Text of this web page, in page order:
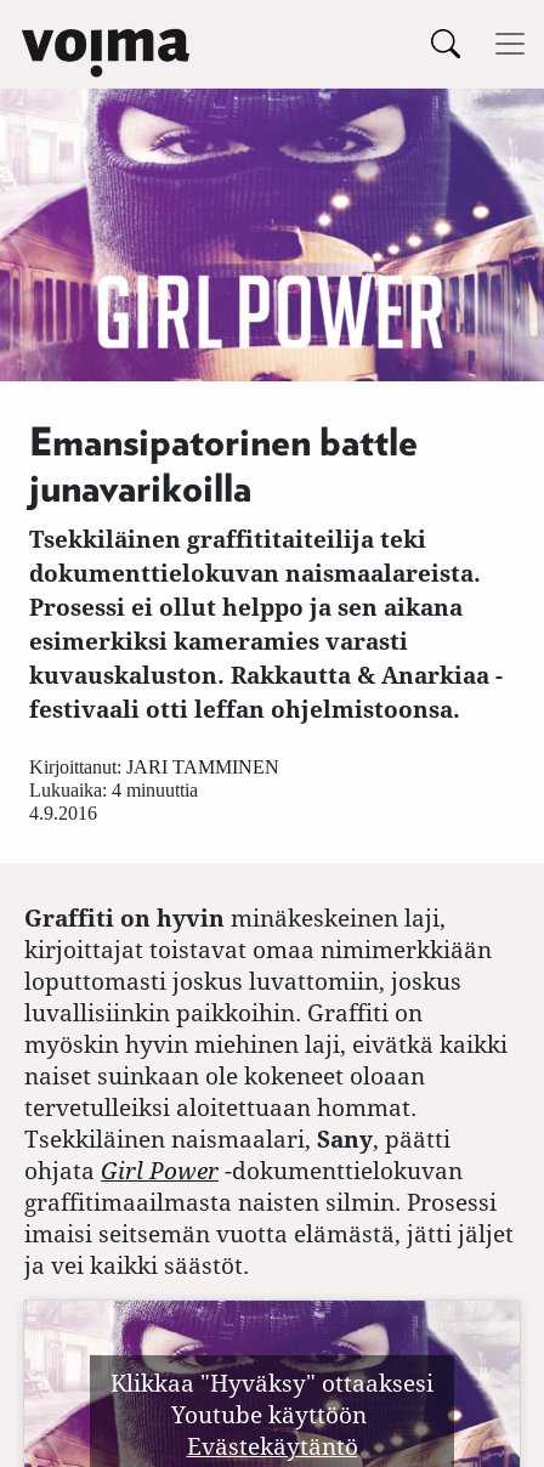
Siirry sisältöön
Päävalikko
Emansipatorinen battle
junavarikoilla
Tsekkiläinen graffititaiteilija teki
dokumenttielokuvan naismaalareista.
Prosessi ei ollut helppo ja sen aikana
esimerkiksi kameramies varasti
kuvauskaluston. Rakkautta & Anarkiaa -
festivaali otti leffan ohjelmistoonsa.
4.9.2016
Kirjoittanut: JARI TAMMINEN
Lukuaika: 4 minuuttia
Graffiti on hyvin minäkeskeinen laji,
kirjoittajat toistavat omaa nimimerkkiään
loputtomasti joskus luvattomiin, joskus
luvallisiinkin paikkoihin. Graffiti on
myöskin hyvin miehinen laji, eivätkä kaikki
naiset suinkaan ole kokeneet oloaan
tervetulleiksi aloitettuaan hommat.
Tsekkiläinen naismaalari, Sany, päätti
ohjata Girl Power -dokumenttielokuvan
graffitimaailmasta naisten silmin. Prosessi
imaisi seitsemän vuotta elämästä, jätti jäljet
ja vei kaikki säästöt.
Klikkaa "Hyväksy" ottaaksesi
Youtube käyttöön
Evästekäytäntö